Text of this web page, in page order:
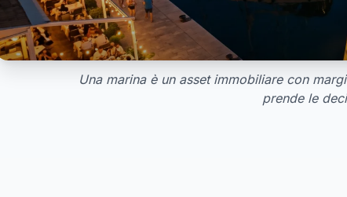
Una marina è un asset immobiliare con
prende le